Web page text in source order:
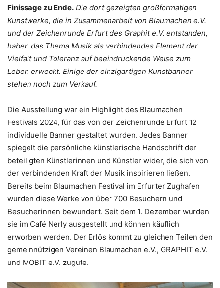
Finissage zu Ende. Die dort gezeigten großformatigen
Kunstwerke, die in Zusammenarbeit von Blaumachen e.V.
und der Zeichenrunde Erfurt des Graphit e.V. entstanden,
haben das Thema Musik als verbindendes Element der
Vielfalt und Toleranz auf beeindruckende Weise zum
Leben erweckt. Einige der einzigartigen Kunstbanner
stehen noch zum Verkauf.
Die Ausstellung war ein Highlight des Blaumachen
Festivals 2024, für das von der Zeichenrunde Erfurt 12
individuelle Banner gestaltet wurden. Jedes Banner
spiegelt die persönliche künstlerische Handschrift der
beteiligten Künstlerinnen und Künstler wider, die sich von
der verbindenden Kraft der Musik inspirieren ließen.
Bereits beim Blaumachen Festival im Erfurter Zughafen
wurden diese Werke von über 700 Besuchern und
Besucherinnen bewundert. Seit dem 1. Dezember wurden
sie im Café Nerly ausgestellt und können käuflich
erworben werden. Der Erlös kommt zu gleichen Teilen den
gemeinnützigen Vereinen Blaumachen e.V., GRAPHIT e.V.
und MOBIT e.V. zugute.